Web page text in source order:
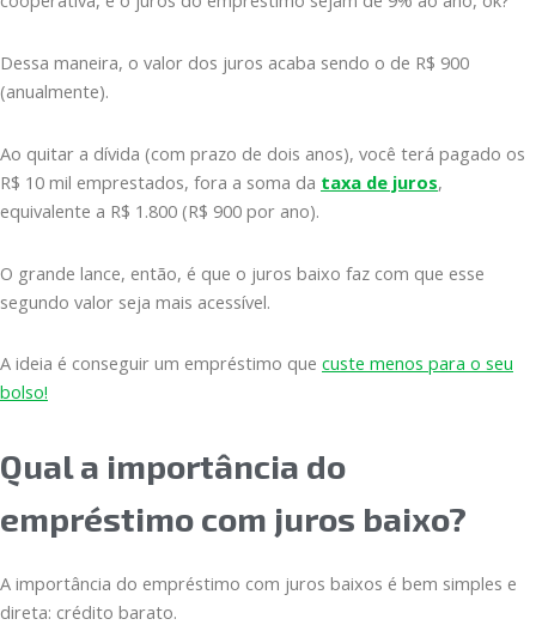
Dessa maneira, o valor dos juros acaba sendo o de R$ 900
(anualmente).
Ao quitar a dívida (com prazo de dois anos), você terá pagado os
R$ 10 mil emprestados, fora a soma da taxa de juros,
equivalente a R$ 1.800 (R$ 900 por ano).
O grande lance, então, é que o juros baixo faz com que esse
segundo valor seja mais acessível.
A ideia é conseguir um empréstimo que custe menos para o seu
bolso!
Qual a importância do
empréstimo com juros baixo?
A importância do empréstimo com juros baixos é bem simples e
direta: crédito barato.